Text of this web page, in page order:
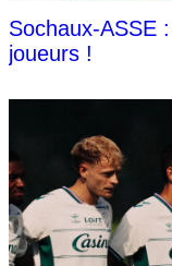
Sochaux-ASSE
joueurs !